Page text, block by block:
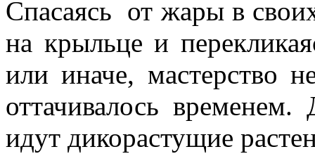
Спасаясь от жары в
на крыльце и
или иначе, мастерство
оттачивалось
идут дикорастущие